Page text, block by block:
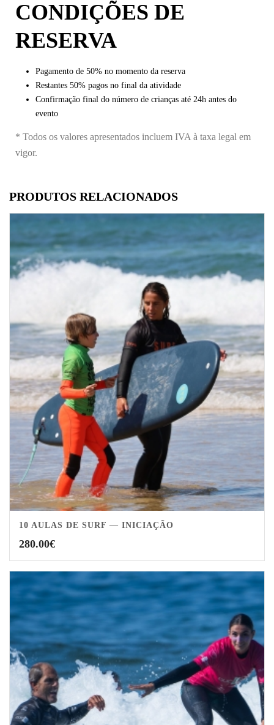
CONDIÇÕES DE
RESERVA
Pagamento de 50% no momento da reserva
Restantes 50% pagos no final da atividade
Confirmação final do número de crianças até 24h antes do
evento
* Todos os valores apresentados incluem IVA à taxa legal em
vigor.
PRODUTOS RELACIONADOS
5.00
10 AULAS DE SURF — INICIAÇÃO
280.00€